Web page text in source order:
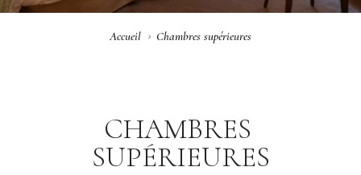
Accueil Chambres supérieures
CHAMBRES
SUPÉRIEURES